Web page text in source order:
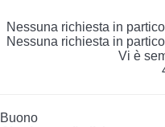
Nessuna richiesta in
Nessuna richiesta in
Vi è
Buono